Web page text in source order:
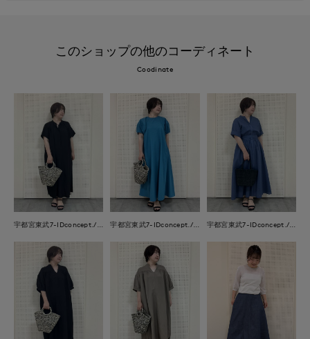
このショップの他のコーディネート
Coodinate